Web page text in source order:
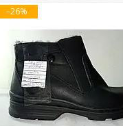
–26%